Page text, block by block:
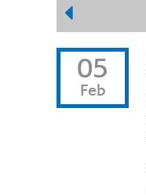
05
Feb